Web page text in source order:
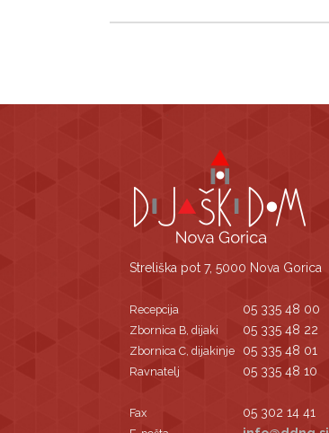
Streliška pot 7, 5000 Nova Gorica
Recepcija 05 335 48 00
Zbornica B, dijaki 05 335 48 22
Zbornica C, dijakinje 05 335 48 01
Ravnatelj 05 335 48 10
Fax 05 302 14 41